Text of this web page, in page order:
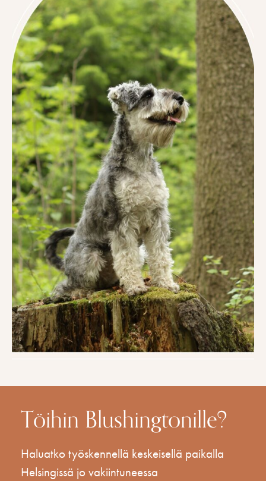
Töihin Blushingtonille?
Haluatko työskennellä keskeisellä paikalla
Helsingissä jo vakiintuneessa